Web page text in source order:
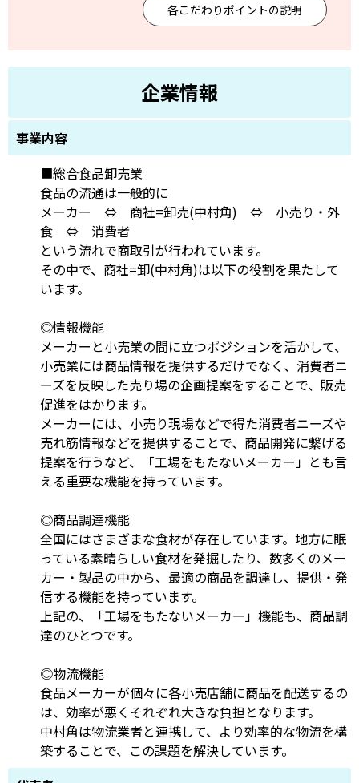
各こだわりポイントの説明
企業情報
事業内容
■総合食品卸売業
食品の流通は一般的に
メーカー ⇔ 商社=卸売(中村角) ⇔ 小売り・外
食 ⇔ 消費者
という流れで商取引が行われています。
その中で、商社=卸(中村角)は以下の役割を果たして
います。
◎情報機能
メーカーと小売業の間に立つポジションを活かして、
小売業には商品情報を提供するだけでなく、消費者ニ
ーズを反映した売り場の企画提案をすることで、販売
促進をはかります。
メーカーには、小売り現場などで得た消費者ニーズや
売れ筋情報などを提供することで、商品開発に繋げる
提案を行うなど、「工場をもたないメーカー」とも言
える重要な機能を持っています。
◎商品調達機能
全国にはさまざまな食材が存在しています。地方に眠
っている素晴らしい食材を発掘したり、数多くのメー
カー・製品の中から、最適の商品を調達し、提供・発
信する機能を持っています。
上記の、「工場をもたないメーカー」機能も、商品調
達のひとつです。
◎物流機能
食品メーカーが個々に各小売店舗に商品を配送するの
は、効率が悪くそれぞれ大きな負担となります。
中村角は物流業者と連携して、より効率的な物流を構
築することで、この課題を解決しています。